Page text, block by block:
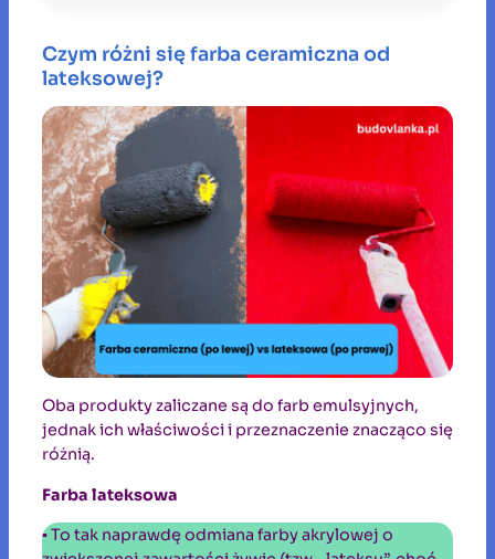
Czym różni się farba ceramiczna od
lateksowej?
Oba produkty zaliczane są do farb emulsyjnych,
jednak ich właściwości i przeznaczenie znacząco się
różnią.
Farba lateksowa
▪ To tak naprawdę odmiana farby akrylowej o